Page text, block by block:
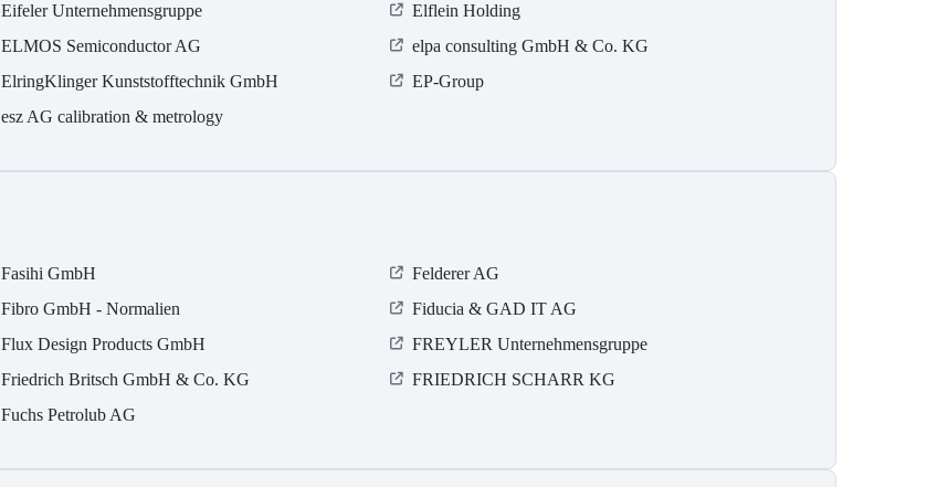
Eifeler Unternehmensgruppe
Elflein Holding
ELMOS Semiconductor AG
elpa consulting GmbH & Co. KG
ElringKlinger Kunststofftechnik GmbH
EP-Group
esz AG calibration & metrology
Fasihi GmbH
Felderer AG
Fibro GmbH - Normalien
Fiducia & GAD IT AG
Flux Design Products GmbH
FREYLER Unternehmensgruppe
Friedrich Britsch GmbH & Co. KG
FRIEDRICH SCHARR KG
Fuchs Petrolub AG